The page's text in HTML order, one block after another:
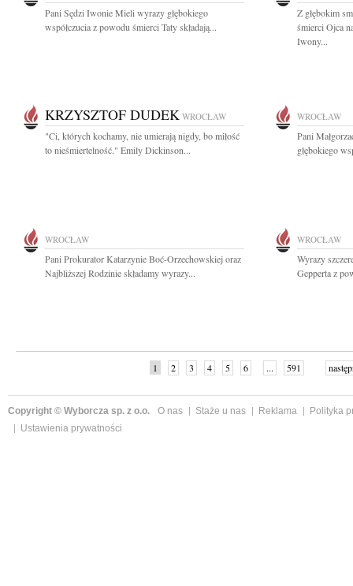
Pani Sędzi Iwonie Mieli wyrazy głębokiego
współczucia z powodu śmierci Taty składają...
Z głębokim
śmierci Ojca
Iwony...
KRZYSZTOF DUDEK WROCŁAW
"Ci, których kochamy, nie umierają nigdy, bo miłość
to nieśmiertelność." Emily Dickinson...
WROCŁAW
Pani
głębokiego
WROCŁAW
Pani Prokurator Katarzynie Boć-Orzechowskiej oraz
Najbliższej Rodzinie składamy wyrazy...
WROCŁAW
Wyrazy
Gepperta z
1 2 3 4 5 6 ... 591
Copyright © Wyborcza sp. z o.o. O nas Staże u nas Reklama
Polityka
Ustawienia prywatności